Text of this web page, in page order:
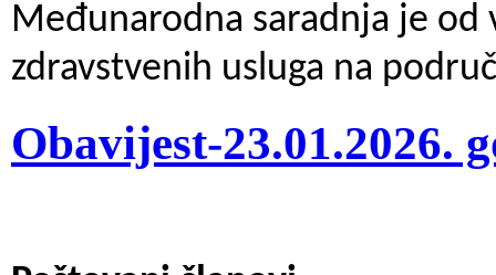
Međunarodna saradnja je od
zdravstvenih usluga na
Obavijest-23.01.2026.